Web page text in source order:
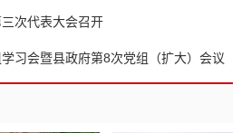
次代表大会召开
习会暨县政府第8次党组（扩大）会议